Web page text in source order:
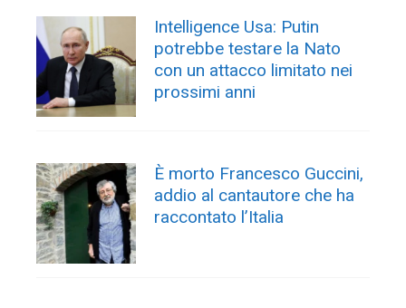
Intelligence Usa: Putin
potrebbe testare la Nato
con un attacco limitato nei
prossimi anni
È morto Francesco Guccini,
addio al cantautore che ha
raccontato l’Italia